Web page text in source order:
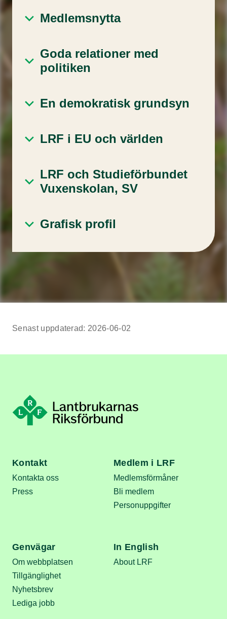
Medlemsnytta
Goda relationer med
politiken
En demokratisk grundsyn
LRF i EU och världen
LRF och Studieförbundet
Vuxenskolan, SV
Grafisk profil
Senast uppdaterad: 2026-06-02
Kontakt
Kontakta oss
Press
Medlem i LRF
Medlemsförmåner
Bli medlem
Personuppgifter
Genvägar
Om webbplatsen
Tillgänglighet
Nyhetsbrev
Lediga jobb
In English
About LRF